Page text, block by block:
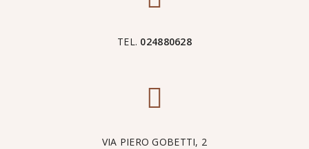
TEL. 024880628
VIA PIERO GOBETTI, 2